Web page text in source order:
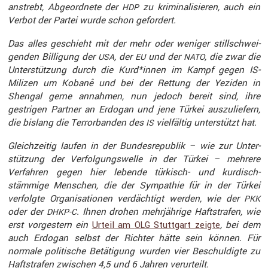
anstrebt, Abgeord­nete der HDPzu krimi­na­li­sieren, auch ein
Verbot der Partei wurde schon gefor­dert.
Das alles geschieht mit der mehr oder weniger still­schwei­
genden Billi­gung der USA, der EUund der NATO, die zwar die
Unter­stüt­zung durch die Kurd*innen im Kampf gegen IS-
Milizen um Kobanê und bei der Rettung der Yeziden in
Shengal gerne annahmen, nun jedoch bereit sind, ihre
gestrigen Partner an Erdogan und jene Türkei auszu­liefern,
die bislang die Terror­banden des ISvielfältig unter­stützt hat.
Gleich­zeitig laufen in der Bundes­re­pu­blik – wie zur Unter­
stüt­zung der Verfol­gungs­welle in der Türkei – mehrere
Verfahren gegen hier lebende türkisch- und kurdisch­
stämmige Menschen, die der Sympa­thie für in der Türkei
verfolgte Organi­sa­tionen verdäch­tigt werden, wie der PKK
oder der DHKP-C. Ihnen drohen mehrjäh­rige Haftstrafen, wie
erst vorges­tern ein Urteil am OLG Stutt­gart zeigte, bei dem
auch Erdogan selbst der Richter hätte sein können. Für
normale politi­sche Betäti­gung wurden vier Beschul­digte zu
Haftstrafen zwischen 4,5 und 6 Jahren verur­teilt.